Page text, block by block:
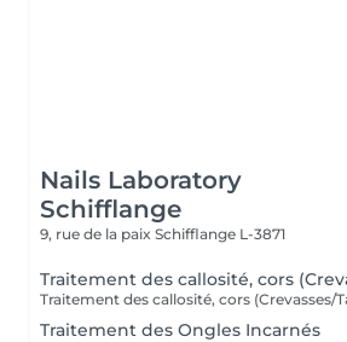
Nails Laboratory
Schifflange
9, rue de la paix Schifflange L-3871
Traitement des callosité, cors
Traitement des callosité, cors (Crevasses/
Traitement des Ongles Incarnés